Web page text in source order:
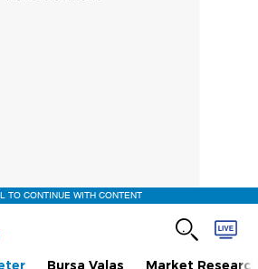
TO CONTINUE WITH CONTENT
Bursa Valas Market Research